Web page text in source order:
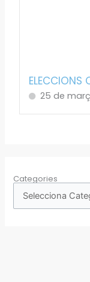
ELECCIONS
25 de
Categories